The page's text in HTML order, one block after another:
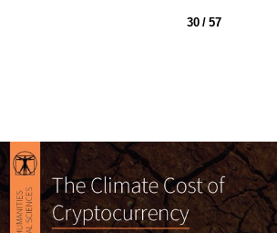
30 / 57